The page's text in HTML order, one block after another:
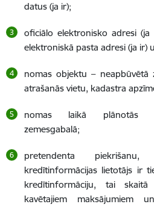
datus (ja ir);
oficiālo elektronisko adresi
elektroniskā pasta adresi (ja ir)
nomas objektu – neapbūvētā
atrašanās vietu, kadastra
nomas laikā plānotās
zemesgabalā;
pretendenta
kredītinformācijas lietotājs ir
kredītinformāciju, tai
kavētajiem maksājumiem